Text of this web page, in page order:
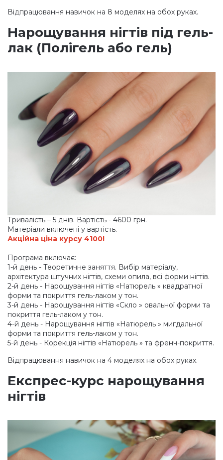
Відпрацювання навичок на 8 моделях на обох руках.
Нарощування нігтів під гель-
лак (Полігель або гель)
Тривалість – 5 днів. Вартість - 4600 грн.
Матеріали включені у вартість.
Акційна ціна курсу 4100!
Програма включає:
1-й день - Теоретичне заняття. Вибір матеріалу,
архітектура штучних нігтів, схеми опила, всі форми нігтів.
2-й день - Нарощування нігтів «Натюрель » квадратної
форми та покриття гель-лаком у тон.
3-й день - Нарощування нігтів «Скло » овальної форми та
покриття гель-лаком у тон.
4-й день - Нарощування нігтів «Натюрель » мигдальної
форми та покриття гель-лаком у тон.
5-й день - Корекція нігтів «Натюрель » та френч-покриття.
Відпрацювання навичок на 4 моделях на обох руках.
Експрес-курс нарощування
нігтів